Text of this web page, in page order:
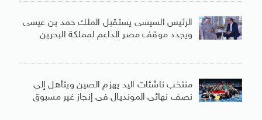
الرئيس السيسى يستقبل الملك حمد بن عيسى
ويجدد موقف مصر الداعم لمملكة البحرين
منتخب ناشئات اليد يهزم الصين ويتأهل إلى
نصف نهائى المونديال فى إنجاز غير مسبوق